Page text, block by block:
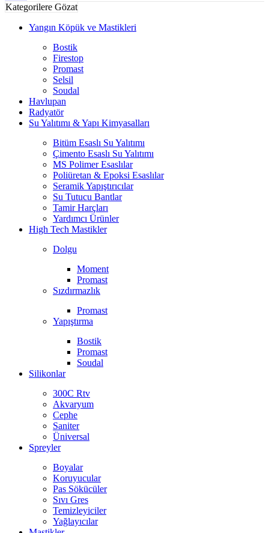
Kategorilere Gözat
Yangın Köpük ve Mastikleri
Bostik
Firestop
Promast
Selsil
Soudal
Havlupan
Radyatör
Su Yalıtımı & Yapı Kimyasalları
Bitüm Esaslı Su Yalıtımı
Çimento Esaslı Su Yalıtımı
MS Polimer Esaslılar
Poliüretan & Epoksi Esaslılar
Seramik Yapıştırıcılar
Su Tutucu Bantlar
Tamir Harçları
Yardımcı Ürünler
High Tech Mastikler
Dolgu
Moment
Promast
Sızdırmazlık
Promast
Yapıştırma
Bostik
Promast
Soudal
Silikonlar
300C Rtv
Akvaryum
Cephe
Saniter
Üniversal
Spreyler
Boyalar
Koruyucular
Pas Sökücüler
Sıvı Gres
Temizleyiciler
Yağlayıcılar